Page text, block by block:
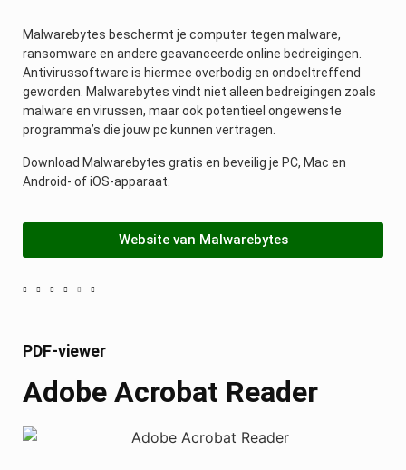
Malwarebytes beschermt je computer tegen malware,
ransomware en andere geavanceerde online bedreigingen.
Antivirussoftware is hiermee overbodig en ondoeltreffend
geworden. Malwarebytes vindt niet alleen bedreigingen zoals
malware en virussen, maar ook potentieel ongewenste
programma’s die jouw pc kunnen vertragen.
Download Malwarebytes gratis en beveilig je PC, Mac en
Android- of iOS-apparaat.
Website van Malwarebytes
PDF-viewer
Adobe Acrobat Reader